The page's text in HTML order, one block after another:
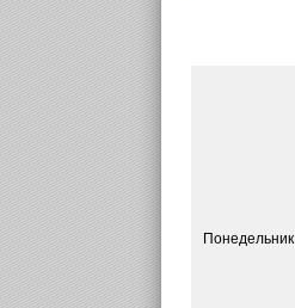
Понедельник